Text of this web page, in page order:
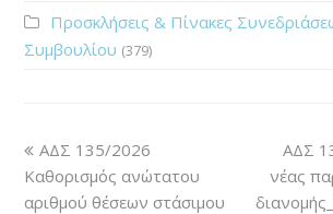
Προσκλήσεις & Πίνακες
Συμβουλίου (379)
ΑΔΣ 135/2026
Καθορισμός ανώτατου
αριθμού θέσεων στάσιμου
ΑΔΣ
νέας